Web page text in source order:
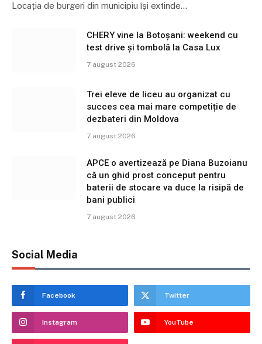
Locația de burgeri din municipiu își extinde…
CHERY vine la Botoșani: weekend cu
test drive și tombolă la Casa Lux
7 august 2026
Trei eleve de liceu au organizat cu
succes cea mai mare competiție de
dezbateri din Moldova
7 august 2026
APCE o avertizează pe Diana Buzoianu
că un ghid prost conceput pentru
baterii de stocare va duce la risipă de
bani publici
7 august 2026
Social Media
Facebook Twitter
Instagram YouTube